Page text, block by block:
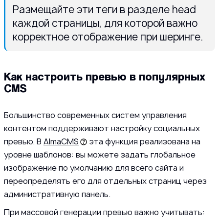
Размещайте эти теги в разделе head
каждой страницы, для которой важно
корректное отображение при шеринге.
Как настроить превью в популярных
CMS
Большинство современных систем управления
контентом поддерживают настройку социальных
превью. В AlmaCMS
эта функция реализована на
уровне шаблонов: вы можете задать глобальное
изображение по умолчанию для всего сайта и
переопределять его для отдельных страниц через
административную панель.
При массовой генерации превью важно учитывать: